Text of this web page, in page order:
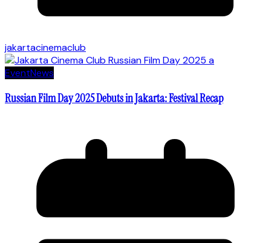
jakartacinemaclub
EventNews
Russian Film Day 2025 Debuts in Jakarta: Festival Recap